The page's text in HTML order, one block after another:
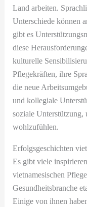
Land arbeiten.
Unterschiede können
gibt es
diese
kulturelle
Pflegekräften, ihre
die neue
und kollegiale
soziale Unterstützung,
wohlzufühlen.
Erfolgsgeschichten
Es gibt viele
vietnamesischen
Gesundheitsbranche
Einige von ihnen